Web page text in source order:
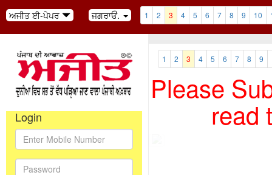
ਅਜੀਤ ਈ-ਪੇਪਰ ਜਗਰਾਓਂ. 1 2 3 4 5 6 7 8 9 10
Login
1 2 3 4 5 6 7 8 9
Please
read